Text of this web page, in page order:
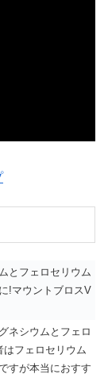
とフェロセリウム
!マウントブロスV
ネシウムとフェロ
はフェロセリウム
すが本当におすす